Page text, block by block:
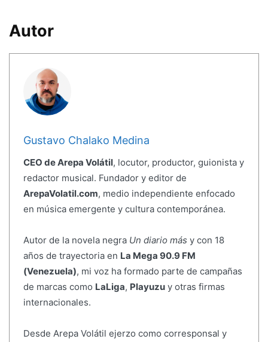
Autor
Gustavo Chalako Medina
CEO de Arepa Volátil, locutor, productor, guionista y
redactor musical. Fundador y editor de
ArepaVolatil.com, medio independiente enfocado
en música emergente y cultura contemporánea.
Autor de la novela negra Un diario más y con 18
años de trayectoria en La Mega 90.9 FM
(Venezuela), mi voz ha formado parte de campañas
de marcas como LaLiga, Playuzuy otras firmas
internacionales.
Desde Arepa Volátil ejerzo como corresponsal y